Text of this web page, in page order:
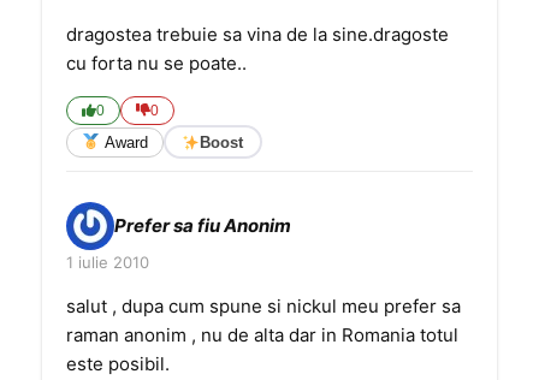
dragostea trebuie sa vina de la sine.dragoste
cu forta nu se poate..
0 0
Award Boost
Prefer sa fiu Anonim
1 iulie 2010
salut , dupa cum spune si nickul meu prefer sa
raman anonim , nu de alta dar in Romania totul
este posibil.